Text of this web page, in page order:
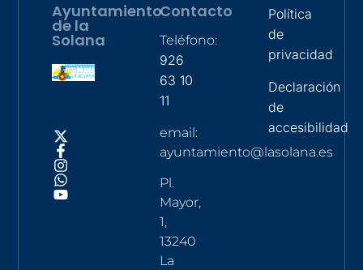
Ayuntamiento
de la
Solana
Contacto
Teléfono:
926
63 10
11
email:
ayuntamiento@lasolana.es
Pl.
Mayor,
1,
13240
La
Política
de
privacidad
Declaración
de
accesibilidad